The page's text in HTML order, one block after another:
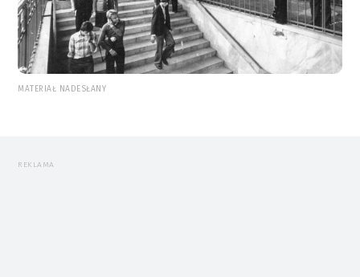
MATERIAŁ NADESŁANY
REKLAMA